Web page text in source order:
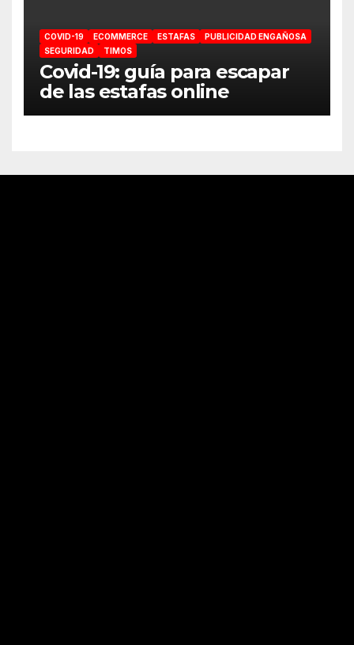
COVID-19 ECOMMERCE ESTAFAS
PUBLICIDAD ENGAÑOSA
SEGURIDAD
TIMOS
Covid-19: guía para escapar
de las estafas online